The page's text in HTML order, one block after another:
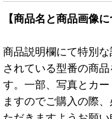
【商品名と商品画像に
商品説明欄にて特別
されている型番の商
す。一部、写真とカ
ますのでご購入の際